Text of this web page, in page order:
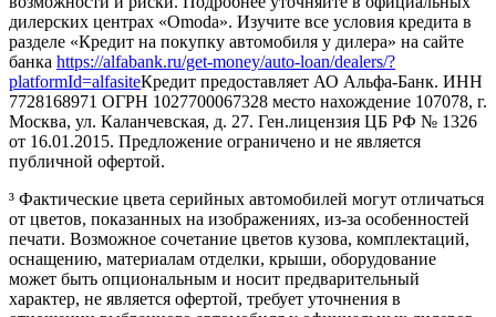
дилерских центрах «Omoda». Изучите все условия кредита в
разделе «Кредит на покупку автомобиля у дилера» на сайте
банка https://alfabank.ru/get-money/auto-loan/dealers/?
platformId=alfasiteКредит предоставляет АО Альфа-Банк. ИНН
7728168971 ОГРН 1027700067328 место нахождение 107078, г.
Москва, ул. Каланчевская, д. 27. Ген.лицензия ЦБ РФ № 1326
от 16.01.2015. Предложение ограничено и не является
публичной офертой.
³ Фактические цвета серийных автомобилей могут отличаться
от цветов, показанных на изображениях, из-за особенностей
печати. Возможное сочетание цветов кузова, комплектаций,
оснащению, материалам отделки, крыши, оборудование
может быть опциональным и носит предварительный
характер, не является офертой, требует уточнения в